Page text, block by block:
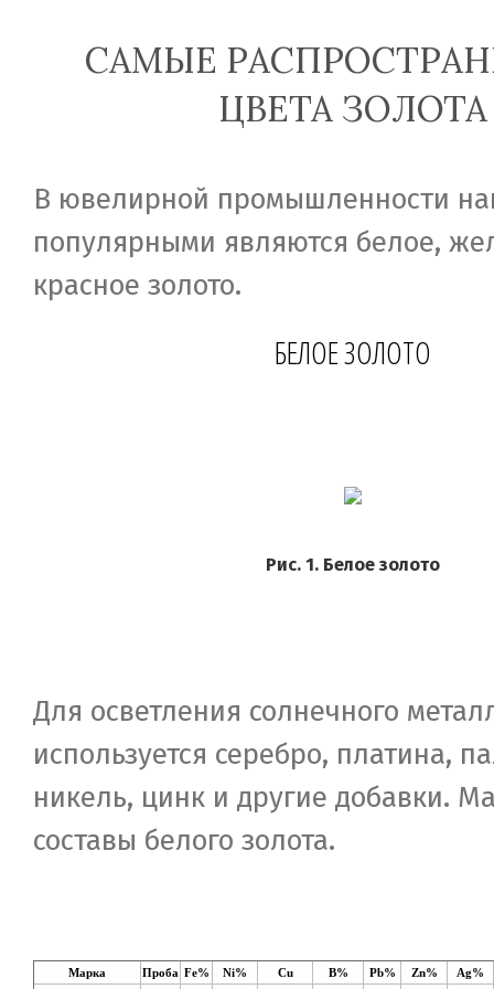
САМЫЕ
ЦВЕТА ЗОЛОТА
В ювелирной промышленности
популярными являются белое,
красное золото.
БЕЛОЕ ЗОЛОТО
Рис. 1. Белое золото
Для осветления солнечного
используется серебро, платина,
никель, цинк и другие добавки.
составы белого золота.
Марка Проба Fe% Ni% Cu B% Pb% Zn%
Ag%